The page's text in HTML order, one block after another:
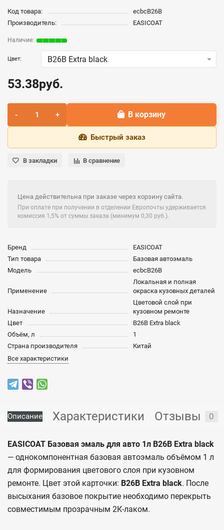
Код товара:
ecbcB26B
Производитель:
EASICOAT
Цвет:
53.38руб.
В корзину
Быстрый заказ
В закладки В сравнение
Цена действительна при заказе через корзину сайта.
При оплате при получении в отделении Европочты удерживается
комиссия 1,5% от суммы заказа (минимум 0,30 руб.).
Бренд
EASICOAT
Тип товара
Базовая автоэмаль
Модель
ecbcB26B
Применение
Локальная и полная
окраска кузовных деталей
Назначение
Цветовой слой при
кузовном ремонте
Цвет
B26B Extra black
Объём, л
1
Страна производителя
Китай
Все характеристики
Описание Характеристики Отзывы 0
EASICOAT Базовая эмаль для авто 1л B26B Extra black
— однокомпонентная базовая автоэмаль объёмом 1 л
для формирования цветового слоя при кузовном
ремонте. Цвет этой карточки: B26B Extra black. После
высыхания базовое покрытие необходимо перекрыть
совместимым прозрачным 2К-лаком.